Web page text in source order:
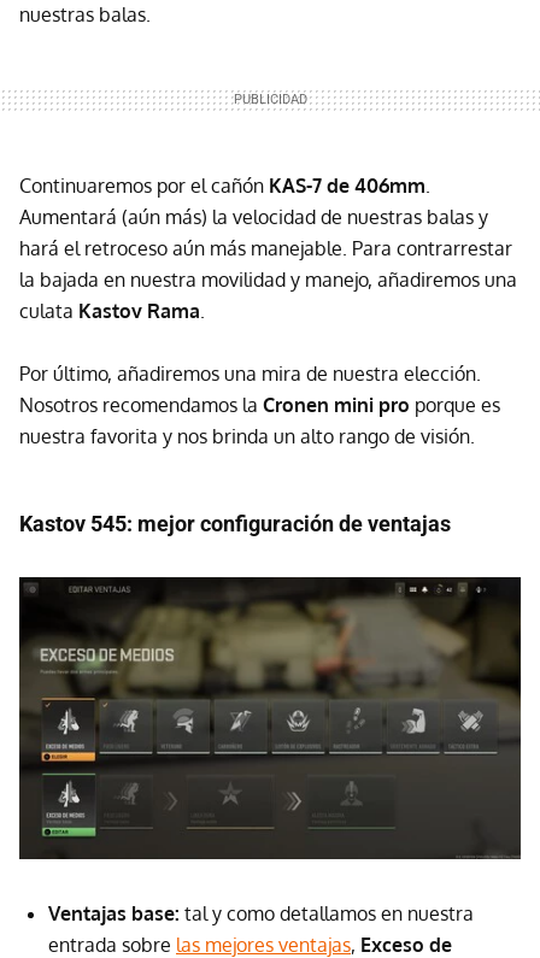
nuestras balas.
Continuaremos por el cañón KAS-7 de 406mm
Aumentará (aún más) la velocidad de nuestras balas y
hará el retroceso aún más manejable. Para contrarrestar
la bajada en nuestra movilidad y manejo, añadiremos una
culata Kastov Rama
Por último, añadiremos una mira de nuestra elección.
Nosotros recomendamos la Cronen mini pro porque es
nuestra favorita y nos brinda un alto rango de visión.
Kastov 545: mejor configuración de ventajas
Ventajas base: tal y como detallamos en nuestra
entrada sobre las mejores ventajas, Exceso de